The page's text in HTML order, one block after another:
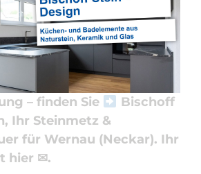
Bischoff Stein + Design als
Badfliese,
Badausstellung verfügbar.
✓Naturstein,
als auch
– finden Sie
Bischoff
Ihr Steinmetz &
für Wernau (Neckar). Ihr
hier ✉.